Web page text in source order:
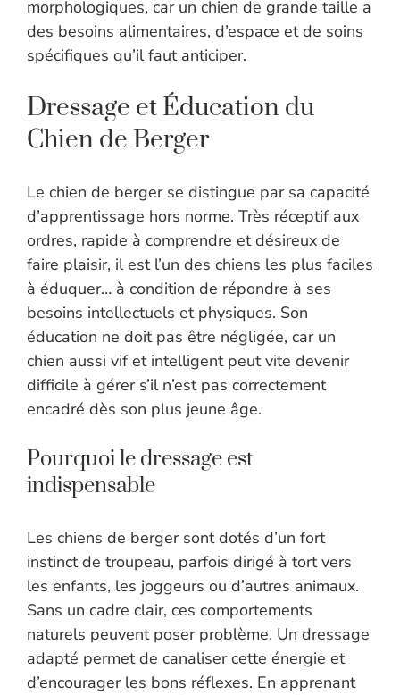
morphologiques, car un chien de grande taille a
des besoins alimentaires, d’espace et de soins
spécifiques qu’il faut anticiper.
Dressage et Éducation du
Chien de Berger
Le chien de berger se distingue par sa capacité
d’apprentissage hors norme. Très réceptif aux
ordres, rapide à comprendre et désireux de
faire plaisir, il est l’un des chiens les plus faciles
à éduquer… à condition de répondre à ses
besoins intellectuels et physiques. Son
éducation ne doit pas être négligée, car un
chien aussi vif et intelligent peut vite devenir
difficile à gérer s’il n’est pas correctement
encadré dès son plus jeune âge.
Pourquoi le dressage est
indispensable
Les chiens de berger sont dotés d’un fort
instinct de troupeau, parfois dirigé à tort vers
les enfants, les joggeurs ou d’autres animaux.
Sans un cadre clair, ces comportements
naturels peuvent poser problème. Un dressage
adapté permet de canaliser cette énergie et
d’encourager les bons réflexes. En apprenant